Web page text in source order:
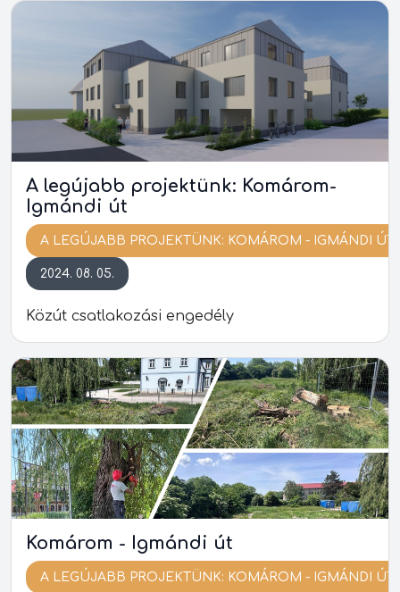
A legújabb projektünk: Komárom-
Igmándi út
A LEGÚJABB PROJEKTÜNK: KOMÁROM - IGMÁNDI ÚT
2024. 08. 05.
Közút csatlakozási engedély
Komárom - Igmándi út
A LEGÚJABB PROJEKTÜNK: KOMÁROM - IGMÁNDI ÚT